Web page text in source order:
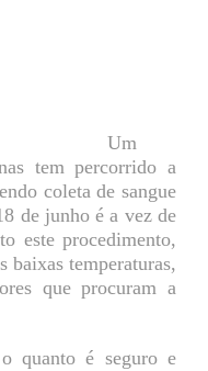
Um
tem percorrido a
coleta de sangue
de junho é a vez de
este procedimento,
baixas temperaturas,
que procuram a
quanto é seguro e